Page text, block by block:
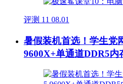
评测 11 08.01
暑假装机首选！学生党
9600X+单通道DDR5内